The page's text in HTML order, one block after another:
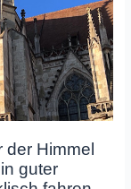
Himmel
guter